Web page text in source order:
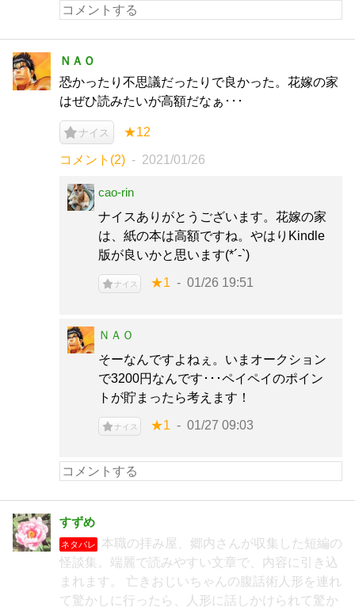
ＮＡＯ
恐かったり不思議だったりで良かった。花嫁の家
はぜひ読みたいが高額だなぁ･･･
ナイス ★12
コメント(2) 2021/01/26
cao-rin
ナイスありがとうございます。花嫁の家
は、紙の本は高額ですね。やはりKindle
版が良いかと思います(*´-`)
ナイス ★1 01/26 19:51
ＮＡＯ
そーなんですよねぇ。いまオークション
で3200円なんです･･･ペイペイのポイン
トが貯まったら考えます！
ナイス ★1 01/27 09:03
すずめ
ネタバレ
本職の拝み屋、郷内さんが収集した短編の
怪談集。端麗で読みやすい文章で、内容に引き込
まれます。 亡きおじいちゃんの腹話術人形を連れ
て驚かしに行ったら、人形に話しかけられて驚か